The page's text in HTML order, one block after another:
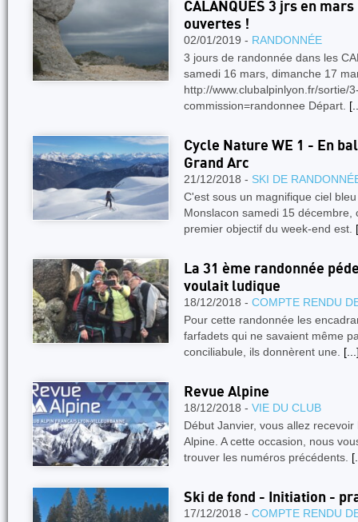
CALANQUES 3 jrs en
ouvertes !
02/01/2019 - RANDONNÉE
3 jours de randonnée dans les
samedi 16 mars, dimanche 17
http://www.clubalpinlyon.fr/sortie/
commission=randonnee Départ.
Cycle Nature WE 1 - En
Grand Arc
21/12/2018 - SKI DE
C'est sous un magnifique ciel
Monslacon samedi 15
premier objectif du week-end est.
La 31 ème randonnée
voulait ludique
18/12/2018 - COMPTE RENDU
Pour cette randonnée les
farfadets qui ne savaient même
conciliabule, ils donnèrent une.
Revue Alpine
18/12/2018 - VIE DU CLUB
Début Janvier, vous allez
Alpine. A cette occasion, nous
trouver les numéros précédents.
Ski de fond - Initiation -
17/12/2018 - COMPTE RENDU